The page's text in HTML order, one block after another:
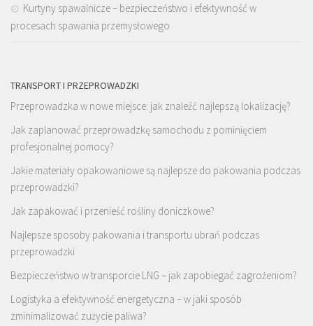
Kurtyny spawalnicze – bezpieczeństwo i efektywność w
procesach spawania przemysłowego
TRANSPORT I PRZEPROWADZKI
Przeprowadzka w nowe miejsce: jak znaleźć najlepszą lokalizację?
Jak zaplanować przeprowadzkę samochodu z pominięciem
profesjonalnej pomocy?
Jakie materiały opakowaniowe są najlepsze do pakowania podczas
przeprowadzki?
Jak zapakować i przenieść rośliny doniczkowe?
Najlepsze sposoby pakowania i transportu ubrań podczas
przeprowadzki
Bezpieczeństwo w transporcie LNG – jak zapobiegać zagrożeniom?
Logistyka a efektywność energetyczna – w jaki sposób
zminimalizować zużycie paliwa?